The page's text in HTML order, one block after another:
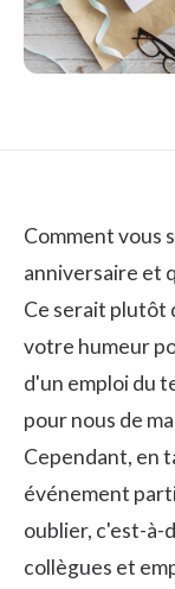
Comment vous
anniversaire et
Ce serait plutôt
votre humeur
d'un emploi du
pour nous de
Cependant, en
événement
oublier, c'est-à-
collègues et